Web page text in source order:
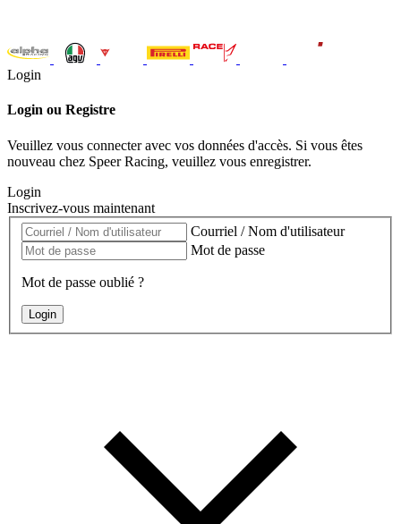
Login
Login ou Registre
Veuillez vous connecter avec vos données d'accès. Si vous êtes
nouveau chez Speer Racing, veuillez vous enregistrer.
Login
Inscrivez-vous maintenant
Courriel / Nom d'utilisateur
Mot de passe
Mot de passe oublié ?